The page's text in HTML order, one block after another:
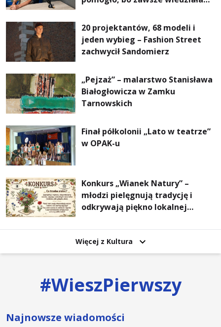
najważniejsza
20 projektantów, 68 modeli i
jeden wybieg – Fashion Street
zachwycił Sandomierz
„Pejzaż” – malarstwo Stanisława
Białogłowicza w Zamku
Tarnowskich
Finał półkolonii „Lato w teatrze”
w OPAK-u
Konkurs „Wianek Natury” –
młodzi pielęgnują tradycję i
odkrywają piękno lokalnej
Więcej z Kultura
#WieszPierwszy
Najnowsze wiadomości